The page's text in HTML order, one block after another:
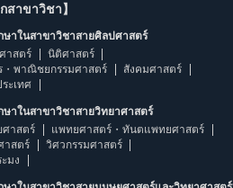
สาขาวิชา】
าในสาขาวิชาสายศิลปศาสตร์
าสตร์
นิติศาสตร์
・พาณิชยกรรมศาสตร์
สังคมศาสตร์
ะเทศ
าในสาขาวิชาสายวิทยาศาสตร์
าสตร์
แพทยศาสตร์・ทันตแพทยศาสตร์
าสตร์
วิศวกรรมศาสตร์
มง